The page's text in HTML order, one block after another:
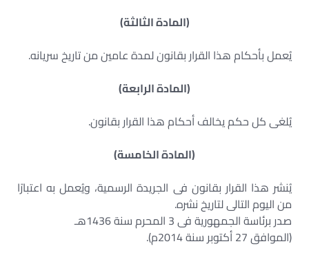
(المادة الثالثة)
يُعمل بأحكام هذا القرار بقانون لمدة عامين من تاريخ سريانه.
(المادة الرابعة)
يُلغى كل حكم يخالف أحكام هذا القرار بقانون.
(المادة الخامسة)
يُنشر هذا القرار بقانون فى الجريدة الرسمية، ويُعمل به اعتبارًا
من اليوم التالى لتاريخ نشره.
صدر برئاسة الجمهورية فى 3 المحرم سنة 1436هـ
(الموافق 27 أكتوبر سنة 2014م).